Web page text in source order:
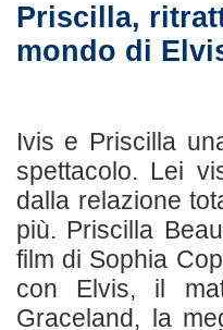
Priscilla,
mondo di
Ivis e Priscilla
spettacolo. Lei
dalla relazione
più. Priscilla
film di Sophia
con Elvis, il
Graceland, la